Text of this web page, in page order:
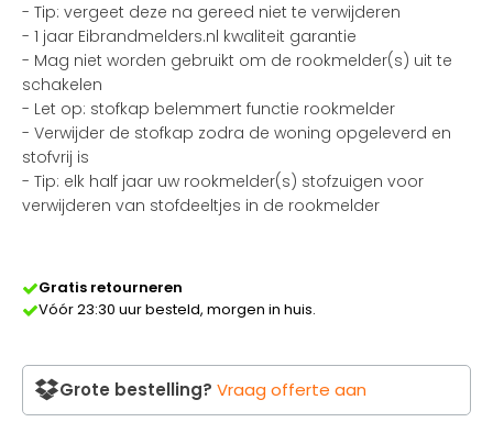
- Tip: vergeet deze na gereed niet te verwijderen
- 1 jaar Eibrandmelders.nl kwaliteit garantie
- Mag niet worden gebruikt om de rookmelder(s) uit te
schakelen
- Let op: stofkap belemmert functie rookmelder
- Verwijder de stofkap zodra de woning opgeleverd en
stofvrij is
- Tip: elk half jaar uw rookmelder(s) stofzuigen voor
verwijderen van stofdeeltjes in de rookmelder
Gratis retourneren
Vóór 23:30 uur besteld, morgen in huis.
Grote bestelling? Vraag offerte aan